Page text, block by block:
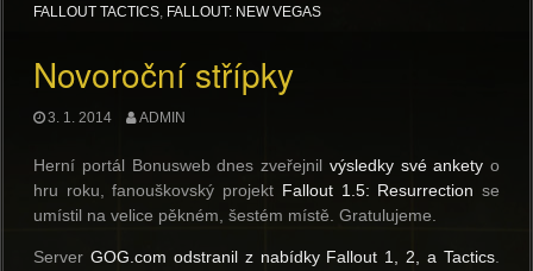
FALLOUT TACTICS, FALLOUT: NEW VEGAS
Novoroční střípky
3. 1. 2014 ADMIN
Herní portál Bonusweb dnes zveřejnil výsledky své ankety o
hru roku, fanouškovský projekt Fallout 1.5: Resurrection se
umístil na velice pěkném, šestém místě. Gratulujeme.
Server GOG.com odstranil z nabídky Fallout 1, 2, a Tactics.